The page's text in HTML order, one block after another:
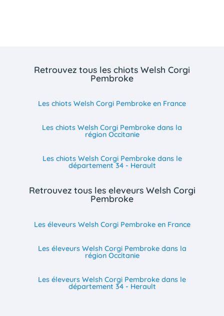
Retrouvez tous les chiots Welsh Corgi
Pembroke
Les chiots Welsh Corgi Pembroke en France
Les chiots Welsh Corgi Pembroke dans la
région Occitanie
Les chiots Welsh Corgi Pembroke dans le
département 34 - Herault
Retrouvez tous les eleveurs Welsh Corgi
Pembroke
Les éleveurs Welsh Corgi Pembroke en France
Les éleveurs Welsh Corgi Pembroke dans la
région Occitanie
Les éleveurs Welsh Corgi Pembroke dans le
département 34 - Herault